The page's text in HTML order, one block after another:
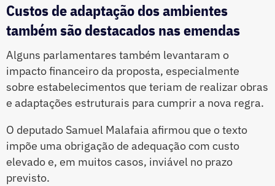
Custos de adaptação dos ambientes
também são destacados nas emendas
Alguns parlamentares também levantaram o
impacto financeiro da proposta, especialmente
sobre estabelecimentos que teriam de realizar obras
e adaptações estruturais para cumprir a nova regra.
O deputado Samuel Malafaia afirmou que o texto
impõe uma obrigação de adequação com custo
elevado e, em muitos casos, inviável no prazo
previsto.